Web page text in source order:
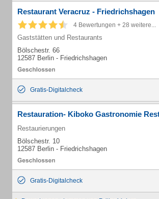
Restaurant Veracruz - Friedrichshagen
4 Bewertungen + 28 weitere...
Gaststätten und Restaurants
Bölschestr. 66
12587 Berlin - Friedrichshagen
Gratis-Digitalcheck
Restauration- Kiboko Gastronomie
Restaurierungen
Bölschestr. 10
12587 Berlin - Friedrichshagen
Gratis-Digitalcheck